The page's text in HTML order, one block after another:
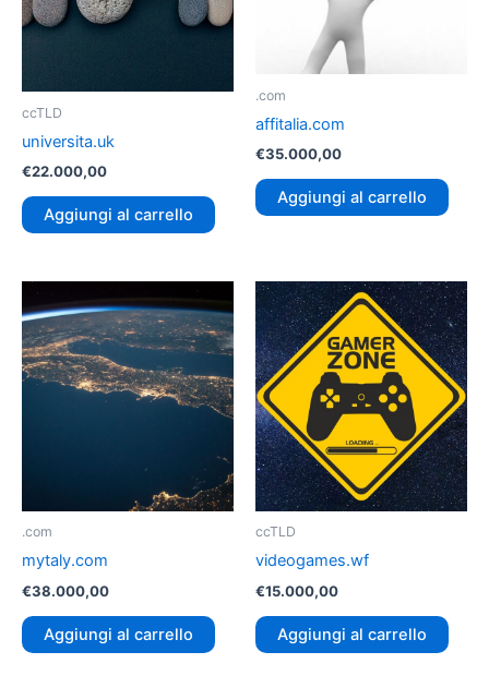
ccTLD
universita.uk
€22.000,00
Aggiungi al carrello
.com
affitalia.com
€35.000,00
Aggiungi al carrello
.com
mytaly.com
€38.000,00
Aggiungi al carrello
ccTLD
videogames.wf
€15.000,00
Aggiungi al carrello